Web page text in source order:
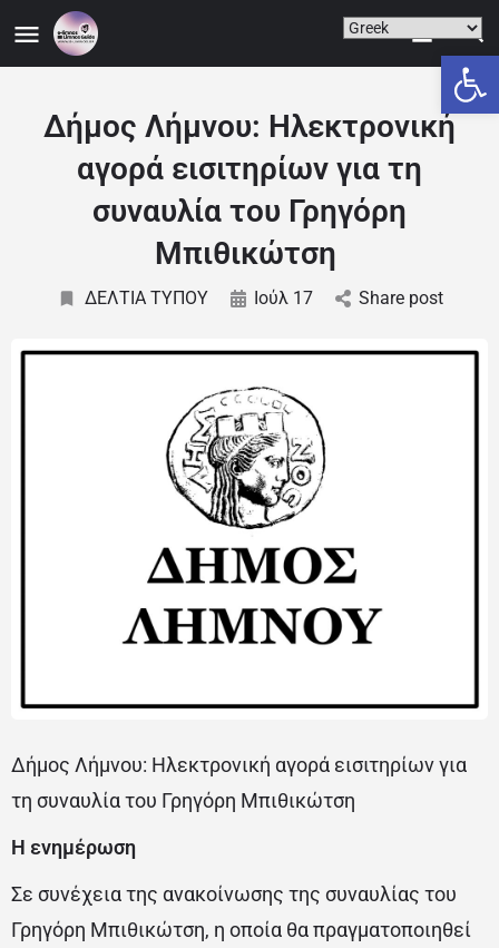
Δήμος Λήμνου: Ηλεκτρονική
αγορά εισιτηρίων για τη
συναυλία του Γρηγόρη
Μπιθικώτση
ΔΕΛΤΙΑ ΤΥΠΟΥ Ιούλ 17 Share post
Δήμος Λήμνου: Ηλεκτρονική αγορά εισιτηρίων για
τη συναυλία του Γρηγόρη Μπιθικώτση
Η ενημέρωση
Σε συνέχεια της ανακοίνωσης της συναυλίας του
Γρηγόρη Μπιθικώτση, η οποία θα πραγματοποιηθεί